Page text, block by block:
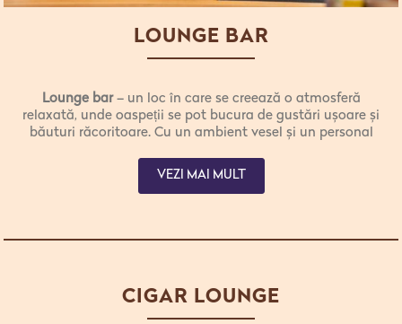
LOUNGE BAR
Lounge bar– un loc în care se creează o atmosferă
relaxată, unde oaspeții se pot bucura de gustări ușoare și
băuturi răcoritoare. Cu un ambient vesel și un personal
o varietate de preparate ușoare disponibile.
VEZI MAI MULT
CIGAR LOUNGE